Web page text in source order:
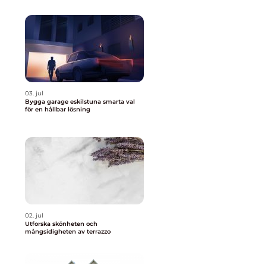
03. jul
Bygga garage eskilstuna smarta val
för en hållbar lösning
02. jul
Utforska skönheten och
mångsidigheten av terrazzo